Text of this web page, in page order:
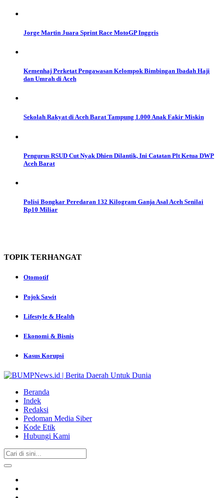
Jorge Martin Juara Sprint Race MotoGP Inggris
Kemenhaj Perketat Pengawasan Kelompok Bimbingan Ibadah Haji
dan Umrah di Aceh
Sekolah Rakyat di Aceh Barat Tampung 1.000 Anak Fakir Miskin
Pengurus RSUD Cut Nyak Dhien Dilantik, Ini Catatan Plt Ketua DWP
Aceh Barat
Polisi Bongkar Peredaran 132 Kilogram Ganja Asal Aceh Senilai
Rp10 Miliar
TOPIK TERHANGAT
Otomotif
Pojok Sawit
Lifestyle & Health
Ekonomi & Bisnis
Kasus Korupsi
Beranda
Indek
Redaksi
Pedoman Media Siber
Kode Etik
Hubungi Kami